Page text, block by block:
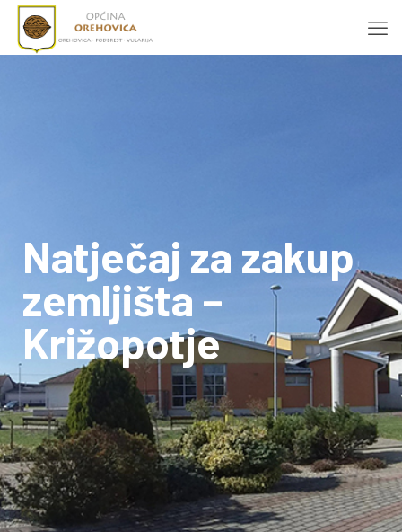
Natječaj za zakup
zemljišta –
Križopotje